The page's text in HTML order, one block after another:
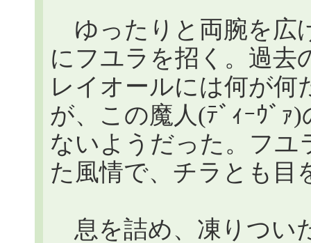
ゆったりと両腕を広
にフユラを招く。過去
レイオールには何が何
が、この魔人(ﾃﾞｨｰｳﾞ
ないようだった。フユ
た風情で、チラとも目
息を詰め、凍りつい